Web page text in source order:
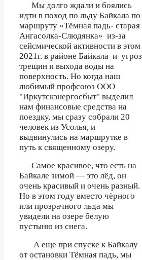
Мы долго ждали и боялись
идти в поход по льду Байкала по
маршруту «Тёмная падь- старая
Ангасолка-Слюдянка» из-за
сейсмической активности в этом
2021г. в районе Байкала и угроз
трещин и выхода воды на
поверхность. Но когда наш
любимый профсоюз ООО
"Иркутскэнергосбыт" выделил
нам финансовые средства на
поездку, мы сразу собрали 20
человек из Усолья, и
выдвинулись на маршрутке в
путь к священному озеру.
Самое красивое, что есть на
Байкале зимой — это лёд, он
очень красивый и очень разный.
Но в этом году вместо чёрного
или прозрачного льда мы
увидели на озере белую
пустыню из снега.
А еще при спуске к Байкалу
от остановки Тёмная падь, мы